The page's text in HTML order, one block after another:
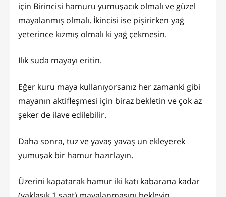
için Birincisi hamuru yumuşacık olmalı ve güzel
mayalanmış olmalı. İkincisi ise pişirirken yağ
yeterince kızmış olmalı ki yağ çekmesin.
Ilık suda mayayı eritin.
Eğer kuru maya kullanıyorsanız her zamanki gibi
mayanın aktifleşmesi için biraz bekletin ve çok az
şeker de ilave edilebilir.
Daha sonra, tuz ve yavaş yavaş un ekleyerek
yumuşak bir hamur hazırlayın.
Üzerini kapatarak hamur iki katı kabarana kadar